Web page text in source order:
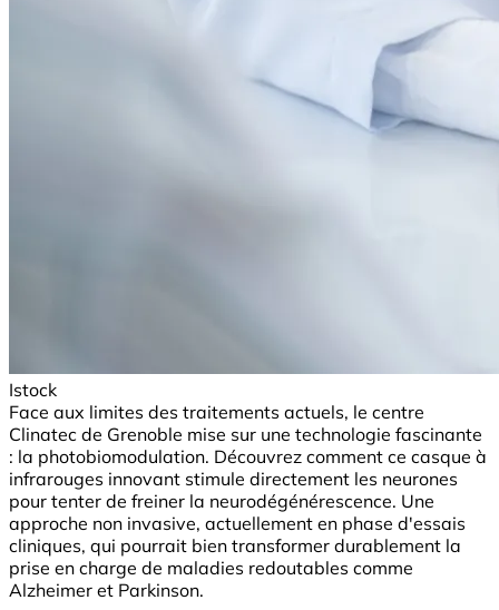
Istock
Face aux limites des traitements actuels, le centre
Clinatec de Grenoble mise sur une technologie fascinante
: la photobiomodulation. Découvrez comment ce casque à
infrarouges innovant stimule directement les neurones
pour tenter de freiner la neurodégénérescence. Une
approche non invasive, actuellement en phase d'essais
cliniques, qui pourrait bien transformer durablement la
prise en charge de maladies redoutables comme
Alzheimer et Parkinson.